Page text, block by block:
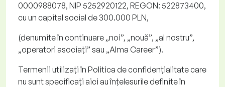
0000988078, NIP 5252920122, REGON: 522873400,
cu un capital social de 300.000 PLN,
(denumite în continuare „noi”, „nouă”, „al nostru”,
„operatori asociați” sau „Alma Career”).
Termenii utilizați în Politica de confidențialitate care
nu sunt specificați aici au înțelesurile definite în